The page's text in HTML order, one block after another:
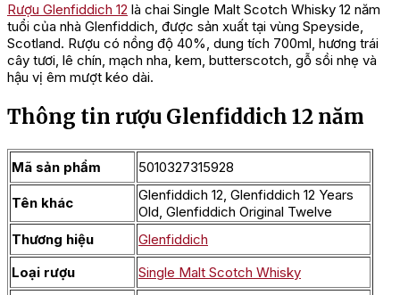
Rượu Glenfiddich 12 là chai Single Malt Scotch Whisky 12 năm
tuổi của nhà Glenfiddich, được sản xuất tại vùng Speyside,
Scotland. Rượu có nồng độ 40%, dung tích 700ml, hương trái
cây tươi, lê chín, mạch nha, kem, butterscotch, gỗ sồi nhẹ và
hậu vị êm mượt kéo dài.
Thông tin rượu Glenfiddich 12 năm
Mã sản phẩm 5010327315928
Tên khác
Glenfiddich 12, Glenfiddich 12 Years
Old, Glenfiddich Original Twelve
Thương hiệu
Glenfiddich
Loại rượu
Single Malt Scotch Whisky